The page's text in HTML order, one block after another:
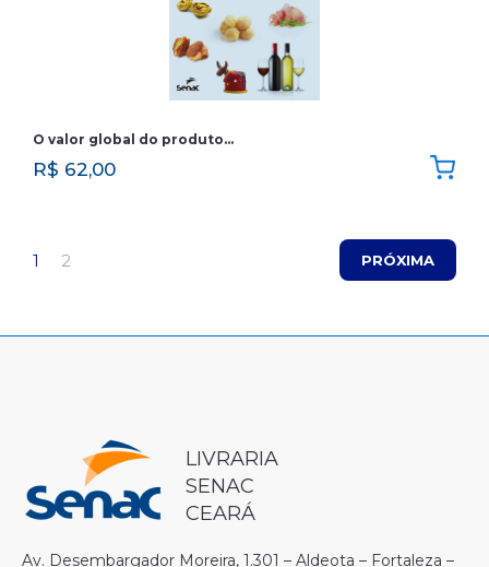
O valor global do produto…
R$ 62,00
1 2 PRÓXIMA
LIVRARIA
SENAC
CEARÁ
Av. Desembargador Moreira, 1.301 – Aldeota – Fortaleza –